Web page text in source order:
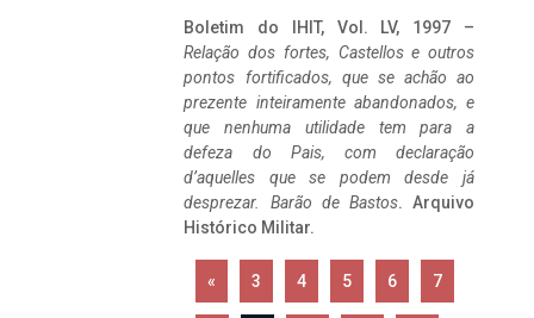
Boletim do IHIT, Vol. LV, 1997 –
Relação dos fortes, Castellos e outros
pontos fortificados, que se achão ao
prezente inteiramente abandonados, e
que nenhuma utilidade tem para a
defeza do Pais, com declaração
d’aquelles que se podem desde já
desprezar. Barão de Bastos. Arquivo
Histórico Militar.
« 3 4 5 6 7